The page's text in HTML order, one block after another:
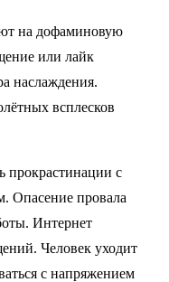
на дофаминовую
или лайк
наслаждения.
всплесков
прокрастинации с
Опасение провала
Интернет
Человек уходит
с напряжением